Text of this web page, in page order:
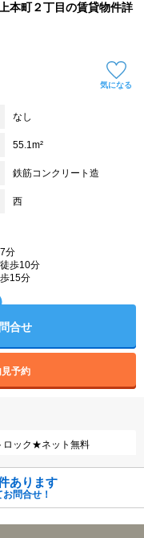
本町２丁目の賃貸物件詳
気になる
なし
55.1m²
鉄筋コンクリート造
西
分
歩10分
15分
合せ
予約
ック★ネット無料
あります
問合せ！